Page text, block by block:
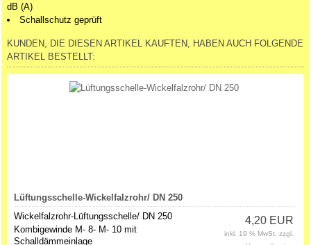
dB (A)
Schallschutz geprüft
KUNDEN, DIE DIESEN ARTIKEL KAUFTEN, HABEN AUCH FOLGENDE
ARTIKEL BESTELLT:
Lüftungsschelle-Wickelfalzrohr/ DN 250
Wickelfalzrohr-Lüftungsschelle/ DN 250
Kombigewinde M- 8- M- 10 mit
Schalldämmeinlage
4,20 EUR
inkl. 19 % MwSt. zzgl.